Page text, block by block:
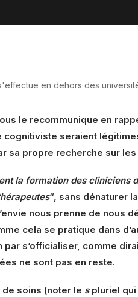
en dehors des
le recommunique en
seraient
sa propre recherche sur
la formation des cliniciens
“, sans dénaturer
nous prenne de nous
cela se pratique dans
s’officialiser, comme
ne sont pas en reste.
soins (noter le s pluriel